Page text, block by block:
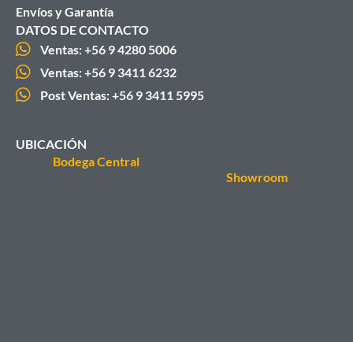
Envíos y Garantía
DATOS DE CONTACTO
Ventas: +56 9 4280 5006
Ventas: +56 9 3411 6232
Post Ventas: +56 9 3411 5995
UBICACIÓN
Bodega Central
Showroom